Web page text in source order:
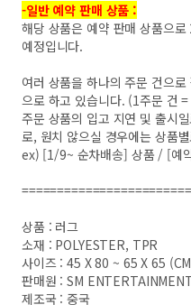
-일반 예약 판매 상품 :
해당 상품은 예약 판매 상품으
예정입니다.
여러 상품을 하나의 주문 건으
으로 하고 있습니다. (1주문 건
주문 상품의 입고 지연 및 출시
로, 원치 않으실 경우에는 상품
ex) [1/9~ 순차배송] 상품 / [예
상품 : 러그
소재 : POLYESTER, TPR
사이즈 : 45 X 80 ~ 65 X 65
판매원 : SM
제조국 : 중국